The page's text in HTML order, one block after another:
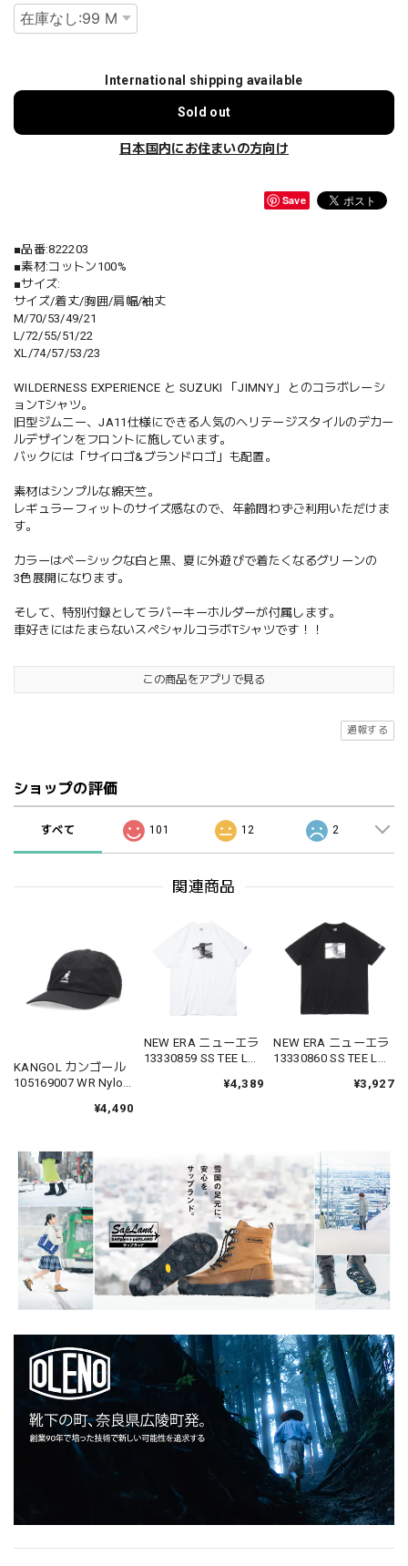
International shipping available
Sold out
日本国内にお住まいの方向け
Save
■品番:822203
■素材:コットン100%
■サイズ:
サイズ/着丈/胸囲/肩幅/袖丈
M/70/53/49/21
L/72/55/51/22
XL/74/57/53/23
WILDERNESS EXPERIENCE と SUZUKI 「JIMNY」 とのコラボレーシ
ョンTシャツ。
旧型ジムニー、JA11仕様にできる人気のヘリテージスタイルのデカー
ルデザインをフロントに施しています。
バックには「サイロゴ&ブランドロゴ」も配置。
素材はシンプルな綿天竺。
レギュラーフィットのサイズ感なので、年齢問わずご利用いただけま
す。
カラーはベーシックな白と黒、夏に外遊びで着たくなるグリーンの
3色展開になります。
そして、特別付録としてラバーキーホルダーが付属します。
車好きにはたまらないスペシャルコラボTシャツです！！
この商品をアプリで見る
通報する
ショップの評価
すべて 101 12 2
関連商品
KANGOL カンゴール
105169007 WR Nylon
ースボールキャップ
¥4,490
NEW ERA ニューエラ
13330859 SS TEE LA
袖 コットン Tシャツ
¥4,389
NEW ERA ニューエラ
13330860 SS TEE LA
袖 コットン Tシャツ
¥3,927